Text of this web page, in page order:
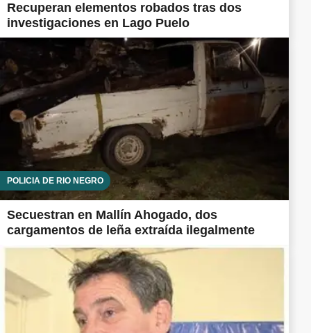
Recuperan elementos robados tras dos
investigaciones en Lago Puelo
POLICÍA DE RÍO NEGRO
Secuestran en Mallín Ahogado, dos
cargamentos de leña extraída ilegalmente